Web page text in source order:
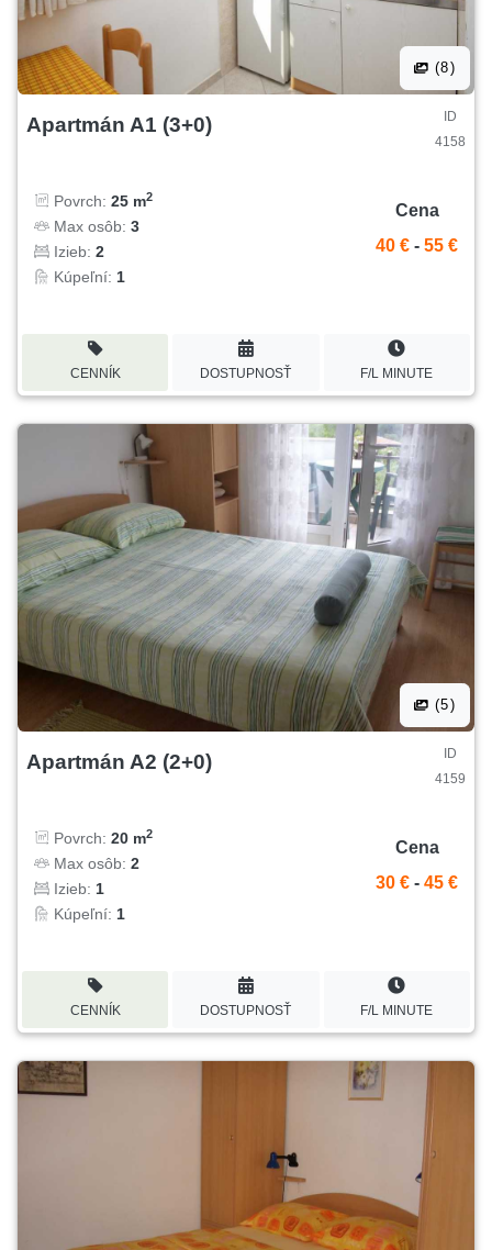
(8)
Apartmán A1 (3+0)
ID
4158
Povrch: 25 m2
Max osôb: 3
Izieb: 2
Kúpeľní: 1
Cena
40 € - 55 €
CENNÍK DOSTUPNOSŤ F/L MINUTE
(5)
Apartmán A2 (2+0)
ID
4159
Povrch: 20 m2
Max osôb: 2
Izieb: 1
Kúpeľní: 1
Cena
30 € - 45 €
CENNÍK DOSTUPNOSŤ F/L MINUTE